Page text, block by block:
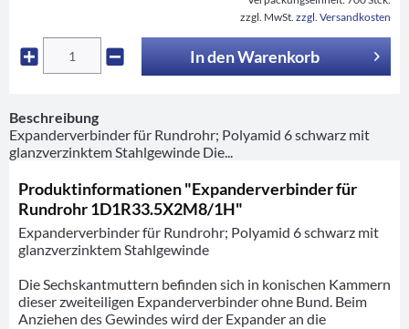
zzgl. MwSt. zzgl. Versandkosten
In denWarenkorb
Beschreibung
Expanderverbinder für Rundrohr; Polyamid 6 schwarz mit
glanzverzinktem Stahlgewinde Die...
Produktinformationen "Expanderverbinder für
Rundrohr 1D1R33.5X2M8/1H"
Expanderverbinder für Rundrohr; Polyamid 6 schwarz mit
glanzverzinktem Stahlgewinde
Die Sechskantmuttern befinden sich in konischen Kammern
dieser zweiteiligen Expanderverbinder ohne Bund. Beim
Anziehen des Gewindes wird der Expander an die